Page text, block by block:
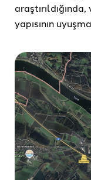
yapısının